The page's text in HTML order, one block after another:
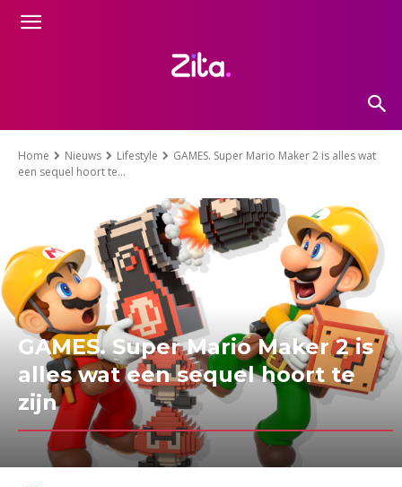
Home Nieuws Lifestyle
GAMES. Super Mario Maker 2 is alles wat
een sequel hoort te...
GAMES. Super Mario Maker 2 is
alles wat een sequel hoort te
zijn